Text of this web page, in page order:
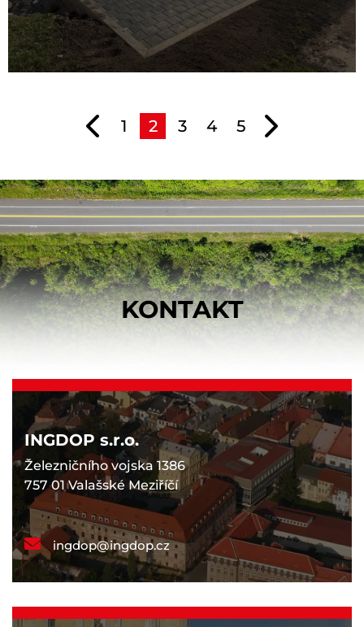
1 2 3 4 5
KONTAKT
INGDOP s.r.o.
Železničního vojska 1386
757 01 Valašské Meziříčí
ingdop@ingdop.cz